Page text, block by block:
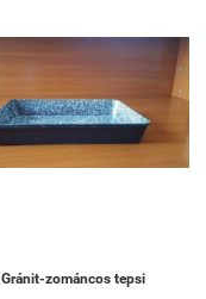
Gránit-zománcos tepsi